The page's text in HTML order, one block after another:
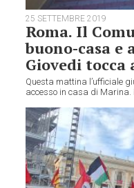
25 SETTEMBRE 2019
Roma. Il
buono-casa
Giovedi tocca
Questa mattina l’ufficiale
accesso in casa di